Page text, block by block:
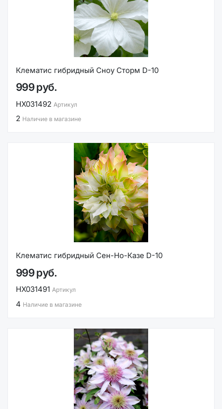
Клематис гибридный Сноу Сторм D-10
999 руб.
НХ031492 Артикул
2 Наличие в магазине
Клематис гибридный Сен-Но-Казе D-10
999 руб.
НХ031491 Артикул
4 Наличие в магазине